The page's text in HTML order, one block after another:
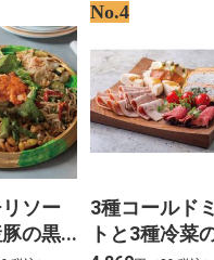
ソー
の黒
No.4
3種コールド
トと3種冷菜